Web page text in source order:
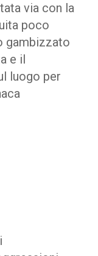
via con la
poco
gambizzato
e il
luogo per